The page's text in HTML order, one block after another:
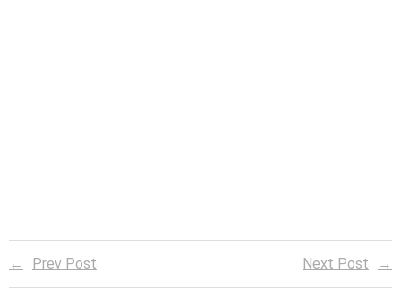
Prev Post Next Post